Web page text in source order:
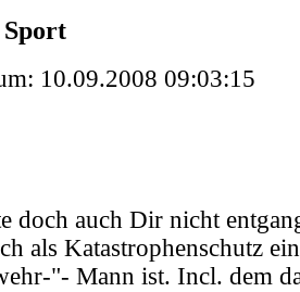
10.09.2008 09:03:15
doch auch Dir nicht
als Katastrophenschutz
"- Mann ist. Incl. dem